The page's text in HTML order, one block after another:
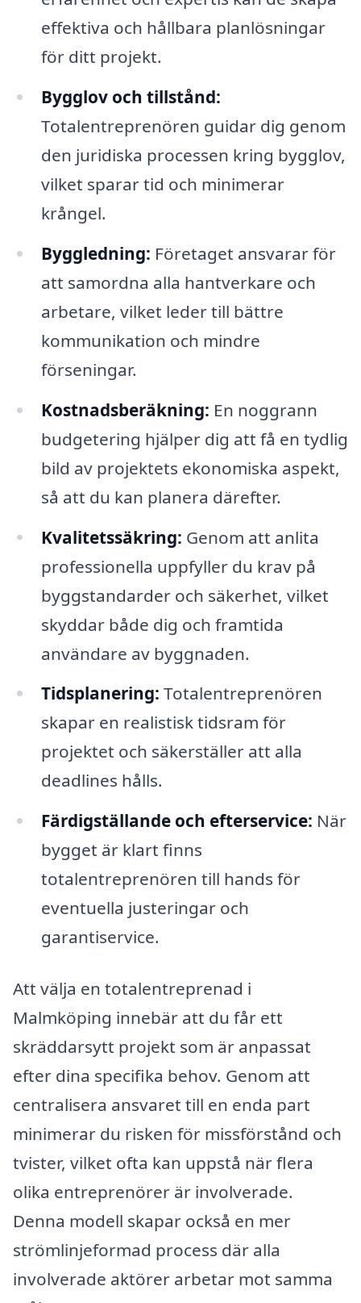
effektiva och hållbara planlösningar
för ditt projekt.
Bygglov och tillstånd:
Totalentreprenören guidar dig genom
den juridiska processen kring bygglov,
vilket sparar tid och minimerar
krångel.
Byggledning: Företaget ansvarar för
att samordna alla hantverkare och
arbetare, vilket leder till bättre
kommunikation och mindre
förseningar.
Kostnadsberäkning: En noggrann
budgetering hjälper dig att få en tydlig
bild av projektets ekonomiska aspekt,
så att du kan planera därefter.
Kvalitetssäkring: Genom att anlita
professionella uppfyller du krav på
byggstandarder och säkerhet, vilket
skyddar både dig och framtida
användare av byggnaden.
Tidsplanering: Totalentreprenören
skapar en realistisk tidsram för
projektet och säkerställer att alla
deadlines hålls.
Färdigställande och efterservice: När
bygget är klart finns
totalentreprenören till hands för
eventuella justeringar och
garantiservice.
Att välja en totalentreprenad i
Malmköping innebär att du får ett
skräddarsytt projekt som är anpassat
efter dina specifika behov. Genom att
centralisera ansvaret till en enda part
minimerar du risken för missförstånd och
tvister, vilket ofta kan uppstå när flera
olika entreprenörer är involverade.
Denna modell skapar också en mer
strömlinjeformad process där alla
involverade aktörer arbetar mot samma